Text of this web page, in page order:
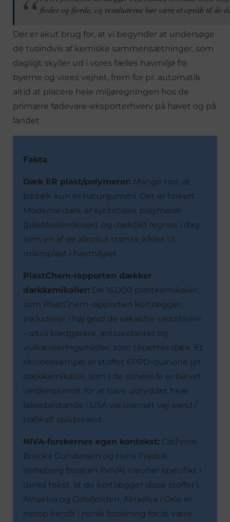
floder og fjorde, og resultaterne bør være et opråb til de
Der er akut brug for, at vi begynder at undersøge
de tusindvis af kemiske sammensætninger, som
dagligt skyller ud i vores fælles havmiljø fra
byerne og vores vejnet, frem for pr. automatik
altid at placere hele miljøregningen hos de
primære fødevare-eksporterhverv på havet og på
landet
Fakta
Dæk ER plast/polymerer: Mange tror, at
bildæk kun er naturgummi. Det er forkert.
Moderne dæk er syntetiske polymerer
(plastforbindelser), og dækslid regnes i dag
som en af de absolut største kilder til
mikroplast i havmiljøet.
PlastChem-rapporten dækker
dækkemikalier: De 16.000 plastkemikalier,
som PlastChem-rapporten kortlægger,
inkluderer i høj grad de såkaldte »additiver«
– altså blødgørere, antioxidanter og
vulkaniseringsmidler, som tilsættes dæk. Et
skoleeksempel er stoffet 6PPD-quinone (et
dækkemikalie), som i de senere år er blevet
verdenskendt for at have udryddet hele
laksebestande i USA via urenset vej-vand /
trafikalt spildevand.
NIVA-forskernes egen kontekst: Cathrine
Brecke Gundersen og Hans Fredrik
Veiteberg Braaten (NIVA) nævner specifikt i
deres tekst, at de kortlægger disse stoffer i
Alnaelva og Oslofjorden. Alnaelva i Oslo er
netop kendt i norsk forskning for at være